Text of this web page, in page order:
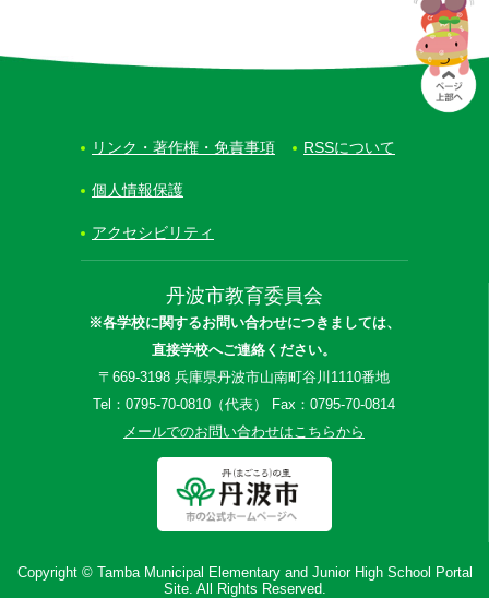
丹波市教育委員会
※各学校に関するお問い合わせにつきましては、
直接学校へご連絡ください。
〒669-3198 兵庫県丹波市山南町谷川1110番地
Tel：0795-70-0810（代表） Fax：0795-70-0814
メールでのお問い合わせはこちらから
リンク・著作権・免責事項 RSSについて
個人情報保護
アクセシビリティ
Copyright © Tamba Municipal Elementary and Junior High School Portal
Site. All Rights Reserved.